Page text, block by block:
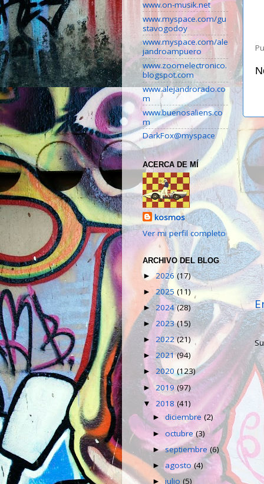
www.on-musik.net
www.myspace.com/gu
stavogodoy
www.myspace.com/ale
jandroampuero
www.zoomelectronico.
blogspot.com
www.alejandrorado.co
m
www.buenosaliens.co
m
DarkFox@myspace
ACERCA DE MÍ
kosmos
Ver mi perfil completo
ARCHIVO DEL BLOG
►2026 (17)
►2025 (11)
►2024(28)
►2023(15)
► 2022(21)
► 2021(94)
► 2020(123)
►2019(97)
▼ 2018(41)
►diciembre(2)
►octubre(3)
►septiembre(6)
►agosto(4)
►julio(5)